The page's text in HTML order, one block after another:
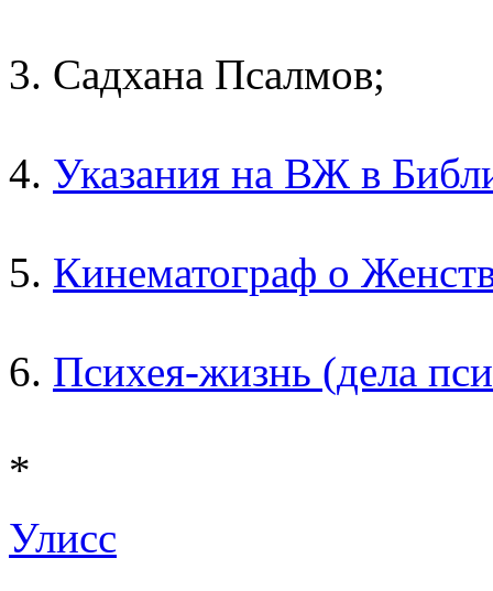
3. Садхана Псалмов;
4. Указания на ВЖ в
5. Кинематограф о
6. Психея-жизнь (дела
*
Улисс